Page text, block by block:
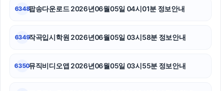
강동하수구막힘
마포구하수구막힘
6348팝송다운로드 2026년06월05일 04시01분 정보안내
6349작곡입시학원 2026년06월05일 03시58분 정보안내
6350뮤직비디오앱 2026년06월05일 03시55분 정보안내